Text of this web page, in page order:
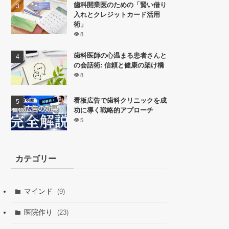
歯科開業医のための「賢い借り
入れとクレジットカード活用
術」
8
歯科医師の心温まる患者さんと
の会話術: 信頼と健康の架け橋
8
看板広告で歯科クリニックを成
功に導く戦略的アプローチ
5
カテゴリー
マインド (9)
医院作り (23)